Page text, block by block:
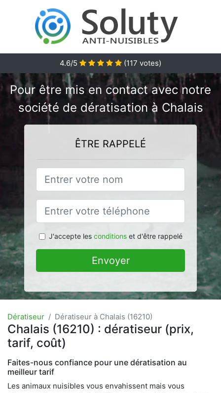
4.6/5 (117 votes)
Pour être mis en contact avec notre
société de dératisation à Chalais
ÊTRE RAPPELÉ
J'accepte les conditionset d'être rappelé
Envoyer
Dératiseur Dératiseur à Chalais (16210)
Chalais (16210) : dératiseur (prix,
tarif, coût)
Faites-nous confiance pour une dératisation au
meilleur tarif
Les animaux nuisibles vous envahissent mais vous